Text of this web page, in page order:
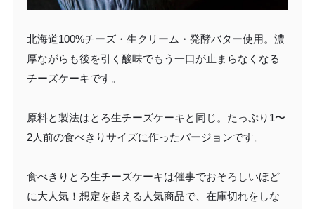
北海道100%チーズ・生クリーム・発酵バター使用。濃
厚ながらも後を引く酸味でもう一口が止まらなくなる
チーズケーキです。
原料と製法はとろ生チーズケーキと同じ。たっぷり1〜
2人前の食べきりサイズに作ったバージョンです。
食べきりとろ生チーズケーキは催事でおそろしいほど
に大人気！想定を超える人気商品で、在庫切れをしな